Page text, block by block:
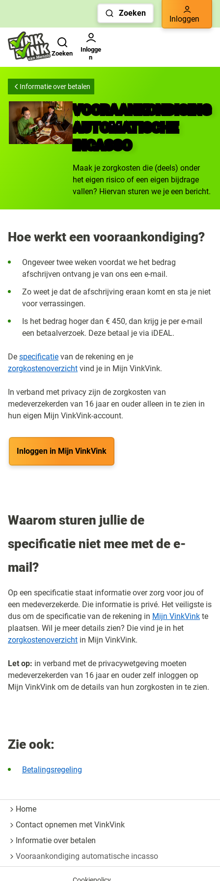
snelle
navigatie
Zoeken
Inloggen
Zoeken
Inlogge
n
Informatie over betalen
VOORAANKONDIGING
AUTOMATISCHE
INCASSO
Maak je zorgkosten die (deels) onder
het eigen risico of een eigen bijdrage
vallen? Hiervan sturen we je een bericht.
Hoe werkt een vooraankondiging?
Ongeveer twee weken voordat we het bedrag
afschrijven ontvang je van ons een e-mail.
Zo weet je dat de afschrijving eraan komt en sta je niet
voor verrassingen.
Is het bedrag hoger dan € 450, dan krijg je per e-mail
een betaalverzoek. Deze betaal je via iDEAL.
De specificatie van de rekening en je
zorgkostenoverzicht vind je in Mijn VinkVink.
In verband met privacy zijn de zorgkosten van
medeverzekerden van 16 jaar en ouder alleen in te zien in
hun eigen Mijn VinkVink-account.
Inloggen in Mijn VinkVink
Waarom sturen jullie de
specificatie niet mee met de e-
mail?
Op een specificatie staat informatie over zorg voor jou of
een medeverzekerde. Die informatie is privé. Het veiligste is
dus om de specificatie van de rekening in Mijn VinkVink te
plaatsen. Wil je meer details zien? Die vind je in het
zorgkostenoverzicht in Mijn VinkVink.
Let op: in verband met de privacywetgeving moeten
medeverzekerden van 16 jaar en ouder zelf inloggen op
Mijn VinkVink om de details van hun zorgkosten in te zien.
Zie ook:
Betalingsregeling
Home
Contact opnemen met VinkVink
Informatie over betalen
Vooraankondiging automatische incasso